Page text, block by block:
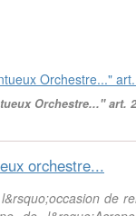
Orchestre..." art.
orchestre...
de